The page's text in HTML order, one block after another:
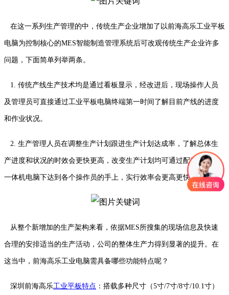
在这一系列生产管理的中，传统生产企业增加了以前海高乐工业平板
电脑为控制核心的MES智能制造管理系统后可改观传统生产企业许多
问题，下面简单列举两条。
1. 传统产线生产技术均是通过看板显示，经改进后，现场操作人员
及管理员可直接通过工业平板电脑终端第一时间了解目前产线的进度
和作业状况。
2. 生产管理人员在调整生产计划跟进生产计划达成率，了解总体生
产进度和状况的时效会更快更高，改变生产计划均可通过配套的工业
一体机电脑下达到各个操作员的手上，实行效率会更高更快。
从整个新增加的生产架构来看，依据MES所搜集的现场信息及快速
合理的安排适当的生产活动，公司的整体生产力得到显著的提升。在
这当中，前海高乐工业电脑需具备哪些功能特点呢？
深圳前海高乐工业平板特点 ：搭载多种尺寸（5寸/7寸/8寸/10.1寸）